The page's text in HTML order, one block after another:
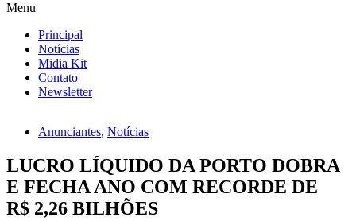
Menu
Principal
Notícias
Midia Kit
Contato
Newsletter
Anunciantes, Notícias
LUCRO LÍQUIDO DA PORTO DOBRA
E FECHA ANO COM RECORDE DE
R$ 2,26 BILHÕES